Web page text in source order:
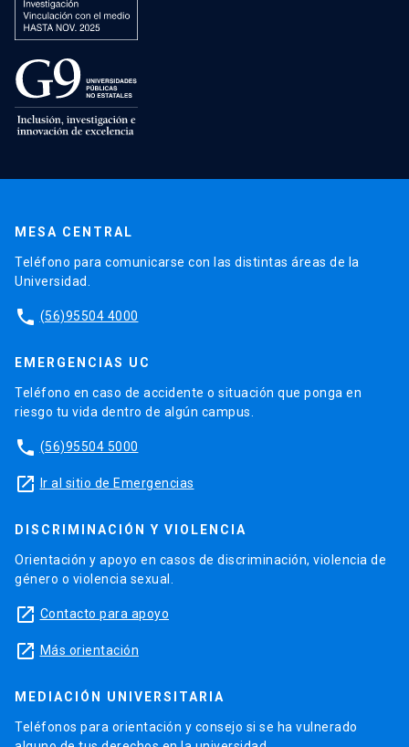
MESA CENTRAL
Teléfono para comunicarse con las distintas áreas de la
Universidad.
phone (56)95504 4000
EMERGENCIAS UC
Teléfono en caso de accidente o situación que ponga en
riesgo tu vida dentro de algún campus.
phone (56)95504 5000
launch Ir al sitio de Emergencias
DISCRIMINACIÓN Y VIOLENCIA
Orientación y apoyo en casos de discriminación, violencia de
género o violencia sexual.
launch Contacto para apoyo
launch Más orientación
MEDIACIÓN UNIVERSITARIA
Teléfonos para orientación y consejo si se ha vulnerado